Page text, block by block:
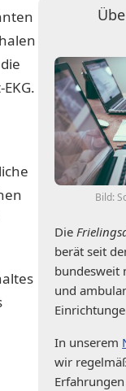
Bild:
Die
berät seit
bundesweit
und
In unserem
wir